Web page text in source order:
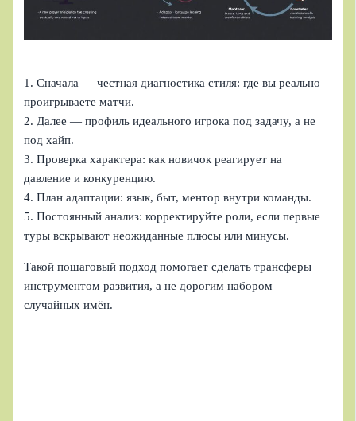
1. Сначала — честная диагностика стиля: где вы реально
проигрываете матчи.
2. Далее — профиль идеального игрока под задачу, а не
под хайп.
3. Проверка характера: как новичок реагирует на
давление и конкуренцию.
4. План адаптации: язык, быт, ментор внутри команды.
5. Постоянный анализ: корректируйте роли, если первые
туры вскрывают неожиданные плюсы или минусы.
Такой пошаговый подход помогает сделать трансферы
инструментом развития, а не дорогим набором
случайных имён.